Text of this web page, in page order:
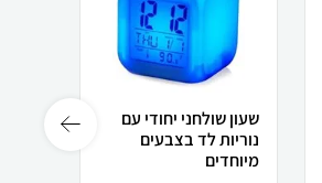
שעון שולחני יחודי עם
נוריות לד בצבעים
מיוחדים